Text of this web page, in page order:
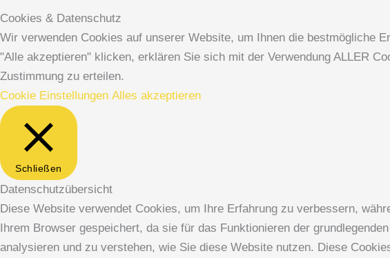
Cookies & Datenschutz
Wir verwenden Cookies auf unserer Website, um Ihnen die bestmögliche
"Alle akzeptieren" klicken, erklären Sie sich mit der Verwendung ALLER
Zustimmung zu erteilen.
Cookie Einstellungen Alles akzeptieren
Schließen
Datenschutzübersicht
Diese Website verwendet Cookies, um Ihre Erfahrung zu verbessern,
Ihrem Browser gespeichert, da sie für das Funktionieren der
analysieren und zu verstehen, wie Sie diese Website nutzen. Diese